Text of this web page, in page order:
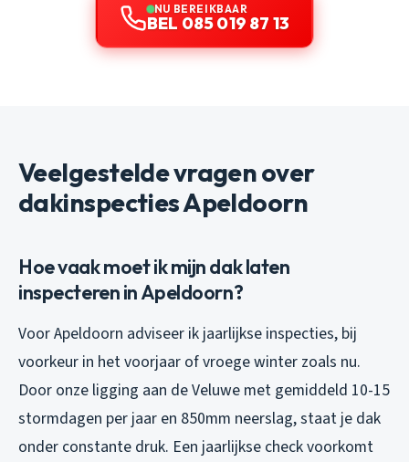
NU BEREIKBAAR
BEL 085 019 87 13
Veelgestelde vragen over
dakinspecties Apeldoorn
Hoe vaak moet ik mijn dak laten
inspecteren in Apeldoorn?
Voor Apeldoorn adviseer ik jaarlijkse inspecties, bij
voorkeur in het voorjaar of vroege winter zoals nu.
Door onze ligging aan de Veluwe met gemiddeld 10-15
stormdagen per jaar en 850mm neerslag, staat je dak
onder constante druk. Een jaarlijkse check voorkomt